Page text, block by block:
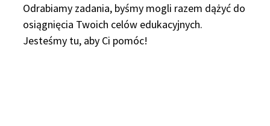
Odrabiamy zadania, byśmy mogli razem dążyć do
osiągnięcia Twoich celów edukacyjnych.
Jesteśmy tu, aby Ci pomóc!